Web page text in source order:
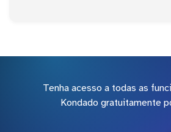
Tenha acesso a todas as
Kondado gratuitamente